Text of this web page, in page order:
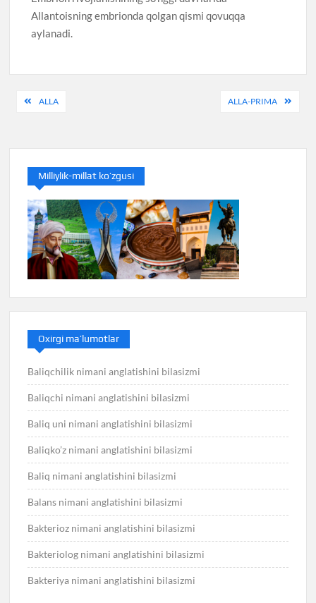
Allantoisning embrionda qolgan qismi qovuqqa
aylanadi.
Post
ALLA ALLA-PRIMA
Milliylik-millat ko’zgusi
Oxirgi ma’lumotlar
Baliqchilik nimani anglatishini bilasizmi
Baliqchi nimani anglatishini bilasizmi
Baliq uni nimani anglatishini bilasizmi
Baliqko’z nimani anglatishini bilasizmi
Baliq nimani anglatishini bilasizmi
Balans nimani anglatishini bilasizmi
Bakterioz nimani anglatishini bilasizmi
Bakteriolog nimani anglatishini bilasizmi
Bakteriya nimani anglatishini bilasizmi